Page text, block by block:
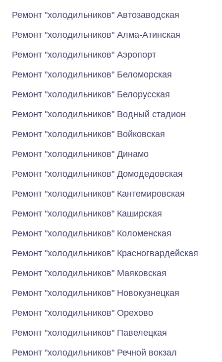
Ремонт "холодильников" Автозаводская
Ремонт "холодильников" Алма-Атинская
Ремонт "холодильников" Аэропорт
Ремонт "холодильников" Беломорская
Ремонт "холодильников" Белорусская
Ремонт "холодильников" Водный стадион
Ремонт "холодильников" Войковская
Ремонт "холодильников" Динамо
Ремонт "холодильников" Домодедовская
Ремонт "холодильников" Кантемировская
Ремонт "холодильников" Каширская
Ремонт "холодильников" Коломенская
Ремонт "холодильников" Красногвардейская
Ремонт "холодильников" Маяковская
Ремонт "холодильников" Новокузнецкая
Ремонт "холодильников" Орехово
Ремонт "холодильников" Павелецкая
Ремонт "холодильников" Речной вокзал